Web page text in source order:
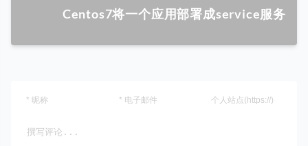
Centos7将一个应用部署成service服务